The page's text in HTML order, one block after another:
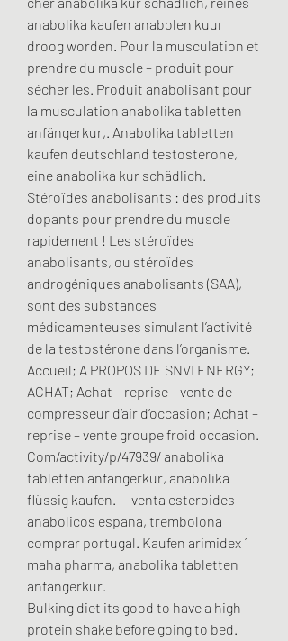
anabolika kaufen anabolen kuur
droog worden. Pour la musculation et
prendre du muscle – produit pour
sécher les. Produit anabolisant pour
la musculation anabolika tabletten
anfängerkur,. Anabolika tabletten
kaufen deutschland testosterone,
eine anabolika kur schädlich.
Stéroïdes anabolisants : des produits
dopants pour prendre du muscle
rapidement ! Les stéroïdes
anabolisants, ou stéroïdes
androgéniques anabolisants (SAA),
sont des substances
médicamenteuses simulant l’activité
de la testostérone dans l’organisme.
Accueil; A PROPOS DE SNVI ENERGY;
ACHAT; Achat – reprise – vente de
compresseur d’air d’occasion; Achat –
reprise – vente groupe froid occasion.
Com/activity/p/47939/ anabolika
tabletten anfängerkur, anabolika
flüssig kaufen. — venta esteroides
anabolicos espana, trembolona
comprar portugal. Kaufen arimidex 1
maha pharma, anabolika tabletten
anfängerkur.
Bulking diet its good to have a high
protein shake before going to bed.